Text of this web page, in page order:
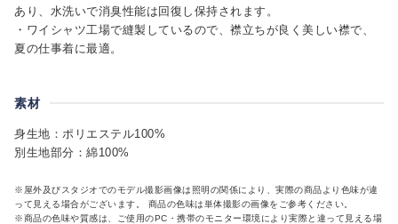
あり、水洗いで消臭性能は回復し保持されます。
・ワイシャツ工場で縫製しているので、襟立ちが良く美しい襟で、
夏の仕事着に最適。
素材
身生地：ポリエステル100%
別生地部分：綿100%
※屋外及びスタジオでのモデル撮影画像は照明の関係により、実際の商品より色味が違
って見える場合がございます。 商品の色味は単体撮影の画像をご参考ください。
※商品の色味や質感は、ご使用のPC・携帯のモニター環境により実際と違って見える場